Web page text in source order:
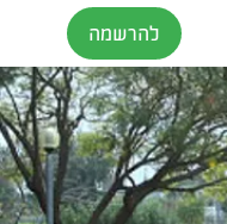
להרשמה